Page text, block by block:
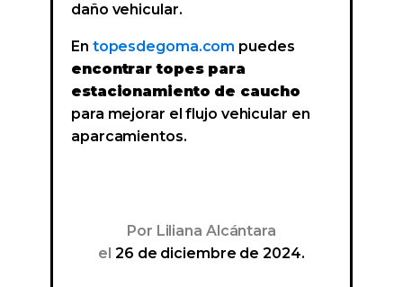
daño vehicular.
En topesdegoma.com puedes
encontrar topes para
estacionamiento de caucho
para mejorar el flujo vehicular en
aparcamientos.
Por Liliana Alcántara
el 26 de diciembre de 2024.